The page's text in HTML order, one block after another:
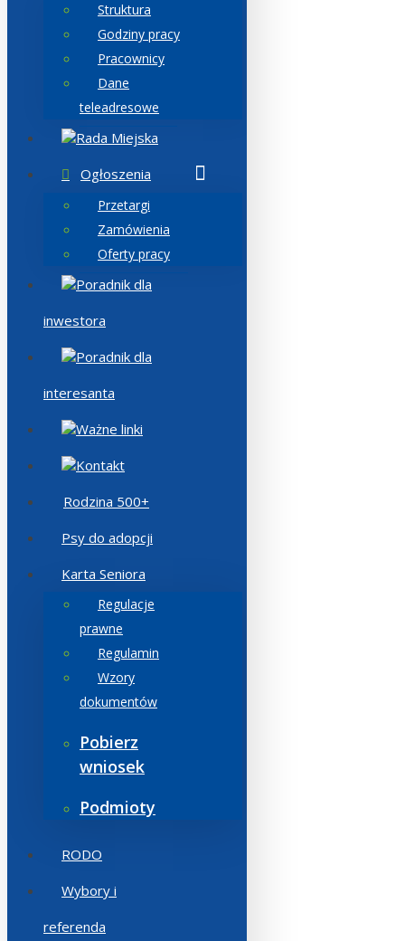
Struktura
Godziny pracy
Pracownicy
Dane
teleadresowe
Rada Miejska
Ogłoszenia
Przetargi
Zamówienia
Oferty pracy
Poradnik dla
inwestora
Poradnik dla
interesanta
Ważne linki
Kontakt
Rodzina 500+
Psy do adopcji
Karta Seniora
Regulacje
prawne
Regulamin
Wzory
dokumentów
Pobierz
wniosek
Podmioty
RODO
Wybory i
referenda